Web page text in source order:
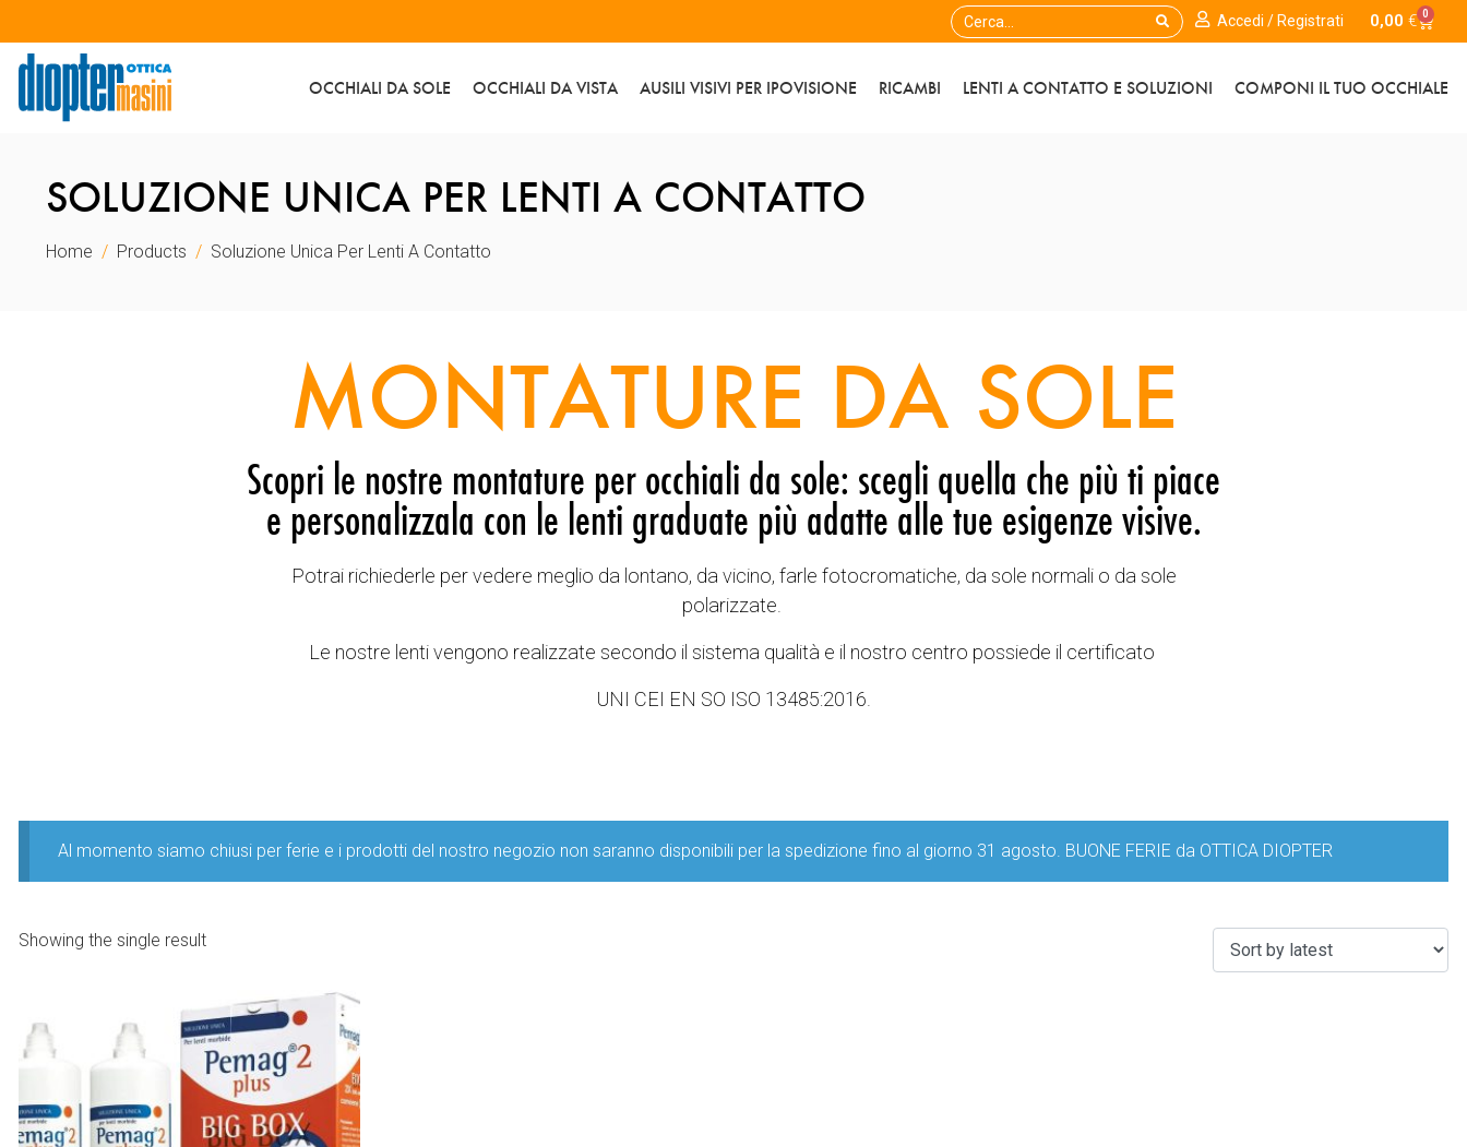
Accedi / Registrati 0,00 € 0
OCCHIALI DA SOLE OCCHIALI DA VISTA AUSILI VISIVI PER IPOVISIONE RICAMBI LENTI A CONTATTO E SOLUZIONI COMPONI IL TUO OCCHIALE
SOLUZIONE UNICA PER LENTI A CONTATTO
Home Products Soluzione Unica Per Lenti A Contatto
MONTATURE DA SOLE
Scopri le nostre montature per occhiali da sole: scegli quella che più ti piace
e personalizzala con le lenti graduate più adatte alle tue esigenze visive.
Potrai richiederle per vedere meglio da lontano, da vicino, farle fotocromatiche, da sole normali o da sole
polarizzate.
Le nostre lenti vengono realizzate secondo il sistema qualità e il nostro centro possiede il certificato
UNI CEI EN SO ISO 13485:2016.
Al momento siamo chiusi per ferie e i prodotti del nostro negozio non saranno disponibili per la spedizione fino al giorno 31 agosto. BUONE FERIE da OTTICA DIOPTER
Showing the single result